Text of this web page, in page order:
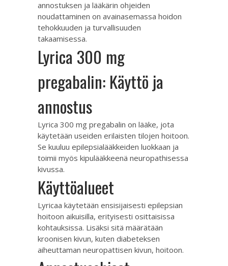
annostuksen ja lääkärin ohjeiden
noudattaminen on avainasemassa hoidon
tehokkuuden ja turvallisuuden
takaamisessa.
Lyrica 300 mg
pregabalin: Käyttö ja
annostus
Lyrica 300 mg pregabalin on lääke, jota
käytetään useiden erilaisten tilojen hoitoon.
Se kuuluu epilepsialääkkeiden luokkaan ja
toimii myös kipulääkkeenä neuropathisessa
kivussa.
Käyttöalueet
Lyricaa käytetään ensisijaisesti epilepsian
hoitoon aikuisilla, erityisesti osittaisissa
kohtauksissa. Lisäksi sitä määrätään
kroonisen kivun, kuten diabeteksen
aiheuttaman neuropattisen kivun, hoitoon.